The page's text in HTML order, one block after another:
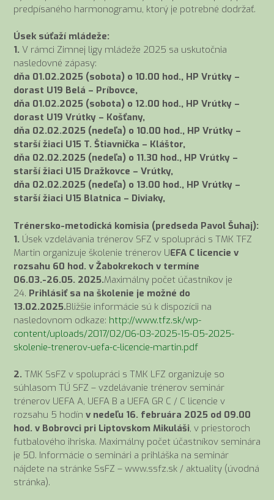
predpísaného harmonogramu, ktorý je potrebné dodržať.
Úsek súťaží mládeže:
1. V rámci Zimnej ligy mládeže 2025 sa uskutočnia
nasledovné zápasy:
dňa 01.02.2025 (sobota) o 10.00 hod., HP Vrútky –
dorast U19 Belá – Príbovce,
dňa 01.02.2025 (sobota) o 12.00 hod., HP Vrútky –
dorast U19 Vrútky – Košťany,
dňa 02.02.2025 (nedeľa) o 10.00 hod., HP Vrútky –
starší žiaci U15 T. Štiavnička – Kláštor,
dňa 02.02.2025 (nedeľa) o 11.30 hod., HP Vrútky –
starší žiaci U15 Dražkovce – Vrútky,
dňa 02.02.2025 (nedeľa) o 13.00 hod., HP Vrútky –
starší žiaci U15 Blatnica – Diviaky,
Trénersko-metodická komisia (predseda Pavol Šuhaj):
1. Úsek vzdelávania trénerov SFZ v spolupráci s TMK TFZ
Martin organizuje školenie trénerov UEFA C licencie v
rozsahu 60 hod. v Žabokrekoch v termíne
06.03.-26.05. 2025.Maximálny počet účastníkov je
24. Prihlásiť sa na školenie je možné do
13.02.2025.Bližšie informácie sú k dispozícii na
nasledovnom odkaze: http://www.tfz.sk/wp-
content/uploads/2017/02/06-03-2025-15-05-2025-
skolenie-trenerov-uefa-c-licencie-martin.pdf
2. TMK SsFZ v spolupráci s TMK LFZ organizuje so
súhlasom TÚ SFZ – vzdelávanie trénerov seminár
trénerov UEFA A, UEFA B a UEFA GR C / C licencie v
rozsahu 5 hodín v nedeľu 16. februára 2025 od 09.00
hod. v Bobrovci pri Liptovskom Mikuláši, v priestoroch
futbalového ihriska. Maximálny počet účastníkov seminára
je 50. Informácie o seminári a prihláška na seminár
nájdete na stránke SsFZ – www.ssfz.sk / aktuality (úvodná
stránka).